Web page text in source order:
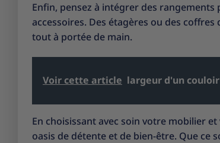
Enfin, pensez à intégrer des
accessoires. Des étagères ou des
tout à portée de main.
Voir cette article largeur d'un
En choisissant avec soin votre mobilier
oasis de détente et de bien-être. Que ce